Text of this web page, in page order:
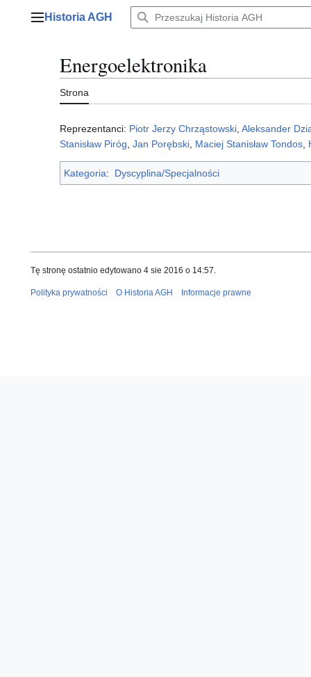
Menu główne
Historia AGH
Energoelektronika
Strona
Reprezentanci: Piotr Jerzy Chrząstowski Aleksander
Stanisław Piróg Jan Porębski Maciej Stanisław Tondos
Kategoria: Dyscyplina/Specjalności
Tę stronę ostatnio edytowano 4 sie 2016 o 14:57.
Polityka prywatności O Historia AGH Informacje prawne